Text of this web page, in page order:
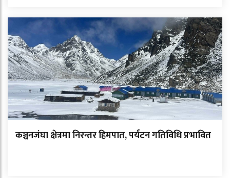
कञ्चनजंघा क्षेत्रमा निरन्तर हिमपात, पर्यटन गतिविधि प्रभावित